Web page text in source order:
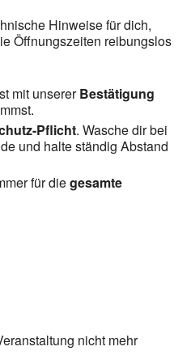
Hinweise für dich,
Öffnungszeiten reibungslos
mit unsererBestätigung
Pflicht. Wasche dir bei
und halte ständig Abstand
für diegesamte
nicht mehr